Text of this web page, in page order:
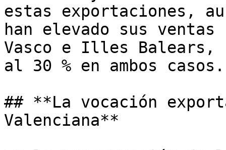
estas exportaciones,
han elevado sus
Vasco e Illes Balears,
al 30 % en ambos casos.
## **La vocación
Valenciana**